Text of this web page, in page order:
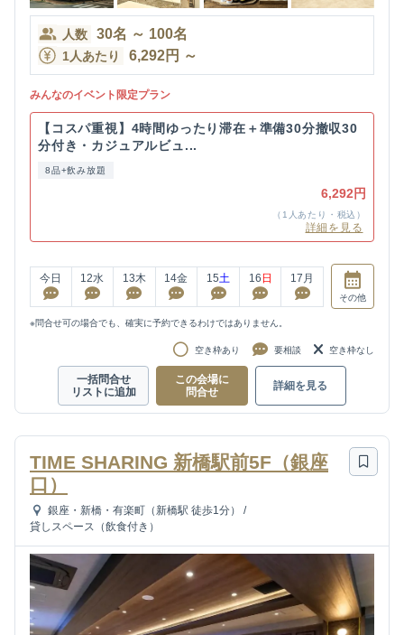
人数 30名 ～ 100名
1人あたり 6,292円 ～
みんなのイベント限定プラン
【コスパ重視】4時間ゆったり滞在＋準備30分撤収30
分付き・カジュアルビュ...
8品+飲み放題
6,292円
（1人あたり・税込）
詳細を見る
今日 12水 13木 14金 15土 16 日 17 月
その他
※問合せ可の場合でも、確実に予約できるわけではありません。
空き枠あり 要相談 空き枠なし
一括問合せ
リストに追加
この会場に
問合せ
詳細を見る
TIME SHARING 新橋駅前5F（銀座
口）
銀座・新橋・有楽町（新橋駅 徒歩1分）
/
貸しスペース（飲食付き）